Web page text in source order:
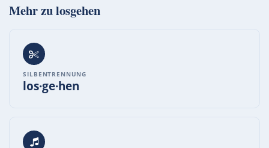
Mehr zulosgehen
SILBENTRENNUNG
los·ge·hen